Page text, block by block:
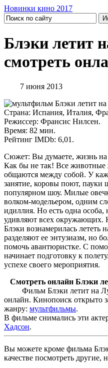
Новинки кино 2017
Блэки летит
смотреть
7 июня 2013
Страна: Испания, Италия,
Режиссер: Франсис Нилсен.
Время: 82 мин.
Рейтинг IMDb: 6,01.
Сюжет: Вы думаете, жизнь на
Как бы не так! Все животные
общаются между собой. У
занятие, коровы поют, пауки
популярном шоу. Милые
волком-модельером, одним
идиллия. Но есть одна особа,
удивляют всех окружающих.
Блэки вознамерилась лететь
разделяют ее энтузиазм, но
помочь авантюристке. С
начинает подготовку к
успехе своего мероприятия.
Смотреть онлайн Блэки
Фильм Блэки летит на
онлайн. Кинопоиск открыто
жанру: мультфильмы.
В фильме снимались эти
Хадсон.
Вы можете кроме фильма
качестве посмотреть